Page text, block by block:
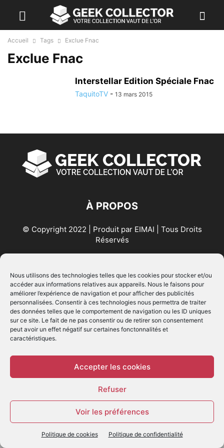
Nous utilisons des technologies telles que les cookies pour stocker et/ou
accéder aux informations relatives aux appareils. Nous le faisons pour
améliorer l’expérience de navigation et pour afficher des publicités
personnalisées. Consentir à ces technologies nous permettra de traiter
des données telles que le comportement de navigation ou les ID uniques
sur ce site. Le fait de ne pas consentir ou de retirer son consentement
peut avoir un effet négatif sur certaines fonctonnalités et
caractéristiques.
Accepter les cookies
Refuser
Voir les préférences
Politique de cookies Politique de confidentialité
Accueil Tags Exclue Fnac
Exclue Fnac
Interstellar Edition Spéciale Fnac
TaquitoTV - 13 mars 2015
À PROPOS
© Copyright 2022 | Produit par EIMAI | Tous Droits
Réservés
SUIVEZ NOUS